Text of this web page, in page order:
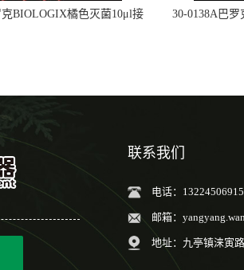
克BIOLOGIX橘色灭菌10μl接
30-0138A巴
联系我们
电话：13224506915
邮箱：
地址：九亭镇涞寅